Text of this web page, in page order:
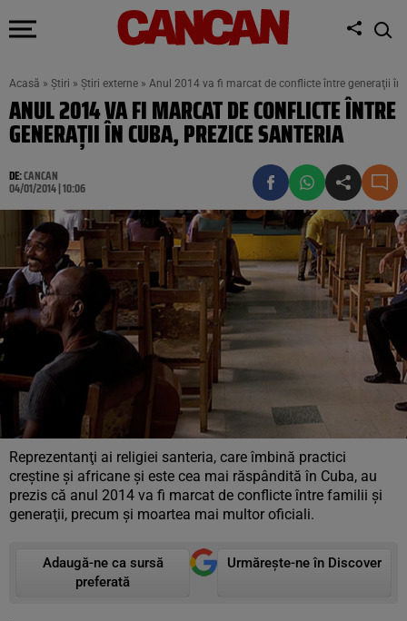
Acasă » Știri » Știri externe » Anul 2014 va fi marcat de conflicte între generaţii în
ANUL 2014 VA FI MARCAT DE CONFLICTE ÎNTRE
GENERAŢII ÎN CUBA, PREZICE SANTERIA
DE:CANCAN
04/01/2014 | 10:06
Reprezentanţi ai religiei santeria, care îmbină practici
creştine şi africane şi este cea mai răspândită în Cuba, au
prezis că anul 2014 va fi marcat de conflicte între familii şi
generaţii, precum şi moartea mai multor oficiali.
Adaugă-ne ca sursă
preferată
Urmărește-ne în Discover